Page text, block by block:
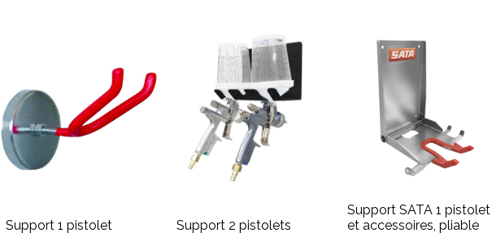
Support 1 pistolet
Support 2 pistolets
Support SATA 1 pistolet
et accessoires, pliable